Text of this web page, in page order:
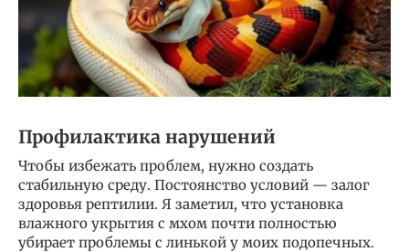
Профилактика нарушений
Чтобы избежать проблем, нужно создать
стабильную среду. Постоянство условий — залог
здоровья рептилии. Я заметил, что установка
влажного укрытия с мхом почти полностью
убирает проблемы с линькой у моих подопечных.